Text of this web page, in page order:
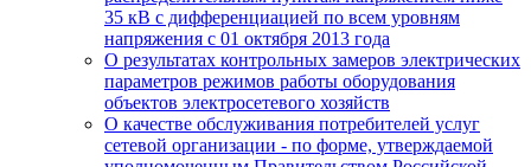
35 кВ с дифференциацией по всем уровням
напряжения с 01 октября 2013 года
О результатах контрольных замеров электрических
параметров режимов работы оборудования
объектов электросетевого хозяйств
О качестве обслуживания потребителей услуг
сетевой организации - по форме, утверждаемой